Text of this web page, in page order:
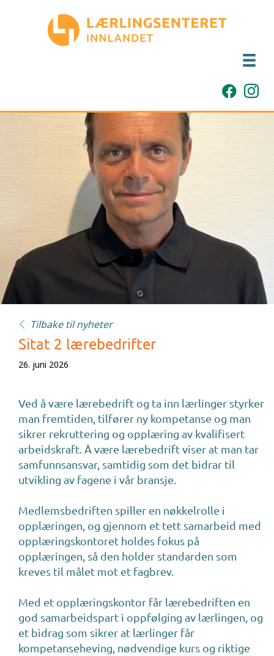
Tilbake til nyheter
Tilbake til nyheter
Sitat 2 lærebedrifter
26. juni 2026
Ved å være lærebedrift og ta inn lærlinger styrker
man fremtiden, tilfører ny kompetanse og man
sikrer rekruttering og opplæring av kvalifisert
arbeidskraft. Å være lærebedrift viser at man tar
samfunnsansvar, samtidig som det bidrar til
utvikling av fagene i vår bransje.
Medlemsbedriften spiller en nøkkelrolle i
opplæringen, og gjennom et tett samarbeid med
opplæringskontoret holdes fokus på
opplæringen, så den holder standarden som
kreves til målet mot et fagbrev.
Med et opplæringskontor får lærebedriften en
god samarbeidspart i oppfølging av lærlingen, og
et bidrag som sikrer at lærlinger får
kompetanseheving, nødvendige kurs og riktige